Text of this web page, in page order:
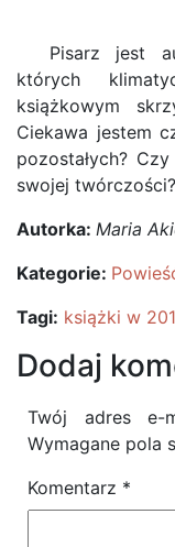
Pisarz jest
których
książkowym
Ciekawa jestem
pozostałych?
swojej twórczości?
Autorka: Maria
Kategorie:
Tagi: książki w
Dodaj
Twój adres e-
Wymagane pola
Komentarz *